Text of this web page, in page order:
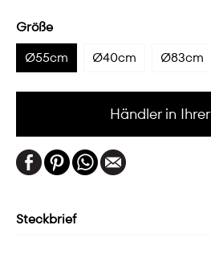
Größe
Ø55cm
Ø40cm Ø83cm
Händler in
Steckbrief